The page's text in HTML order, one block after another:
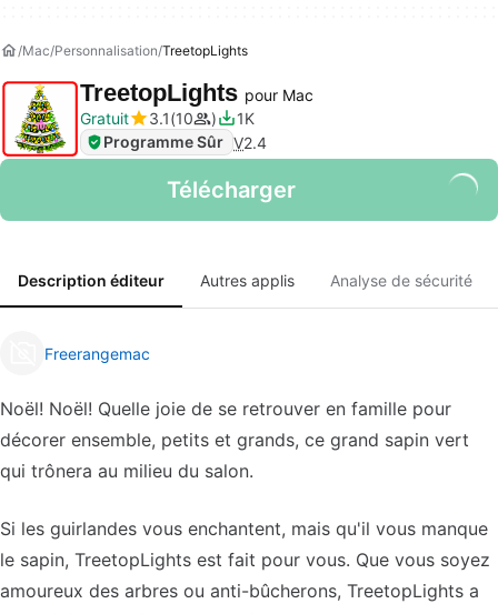
Mac Personnalisation TreetopLights
TreetopLights pour Mac
Gratuit
3.1 10
1K
Programme Sûr V2.4
Télécharger
Description éditeur Autres applis Analyse de sécurité
Freerangemac
Noël! Noël! Quelle joie de se retrouver en famille pour
décorer ensemble, petits et grands, ce grand sapin vert
qui trônera au milieu du salon.
Si les guirlandes vous enchantent, mais qu'il vous manque
le sapin, TreetopLights est fait pour vous. Que vous soyez
amoureux des arbres ou anti-bûcherons, TreetopLights a